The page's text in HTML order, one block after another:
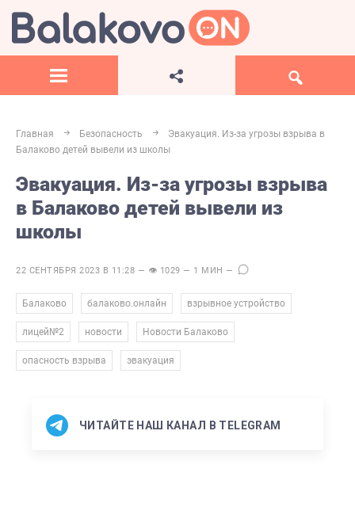
Главная Безопасность
Эвакуация. Из-за угрозы взрыва в
Балаково детей вывели из школы
Эвакуация. Из-за угрозы взрыва
в Балаково детей вывели из
школы
22 СЕНТЯБРЯ 2023 В 11:28 — 👁 1029 — 1 МИН —
Балаково балаково.онлайн взрывное устройство
лицей№2 новости Новости Балаково
опасность взрыва эвакуация
ЧИТАЙТЕ НАШ КАНАЛ В TELEGRAM